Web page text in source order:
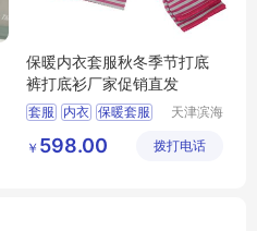
保暖内衣套服秋冬季节打底
裤打底衫厂家促销直发
套服 内衣 保暖套服
天津滨海
有限公司
￥ 598.00 拨打电话